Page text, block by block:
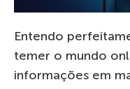
Entendo
temer o mundo
informações em